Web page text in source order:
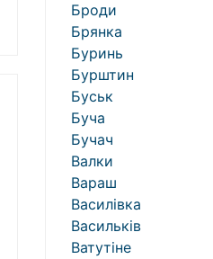
Броди
Брянка
Буринь
Бурштин
Буськ
Буча
Бучач
Валки
Вараш
Василівка
Васильків
Ватутіне